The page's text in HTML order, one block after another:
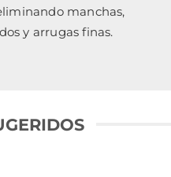
manchas,
y arrugas finas.